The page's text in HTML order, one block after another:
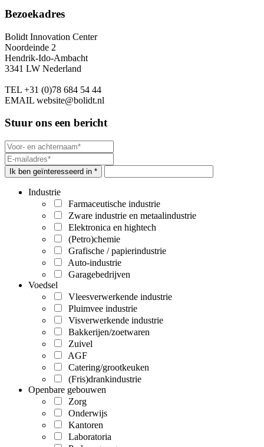
Bezoekadres
Bolidt Innovation Center
Noordeinde 2
Hendrik-Ido-Ambacht
3341 LW Nederland
TEL +31 (0)78 684 54 44
EMAIL website@bolidt.nl
Stuur ons een bericht
Ik ben geïnteresseerd in *
Industrie
Farmaceutische industrie
Zware industrie en metaalindustrie
Elektronica en hightech
(Petro)chemie
Grafische / papierindustrie
Auto-industrie
Garagebedrijven
Voedsel
Vleesverwerkende industrie
Pluimvee industrie
Visverwerkende industrie
Bakkerijen/zoetwaren
Zuivel
AGF
Catering/grootkeuken
(Fris)drankindustrie
Openbare gebouwen
Zorg
Onderwijs
Kantoren
Laboratoria